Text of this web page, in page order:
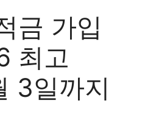
금 가입
최고
3일까지